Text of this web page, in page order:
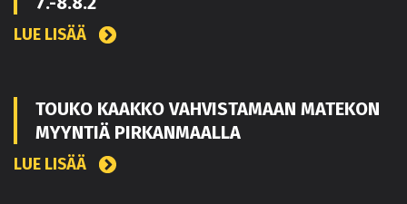
LUE LISÄÄ
TOUKO KAAKKO VAHVISTAMAAN MATEKON
MYYNTIÄ PIRKANMAALLA
LUE LISÄÄ